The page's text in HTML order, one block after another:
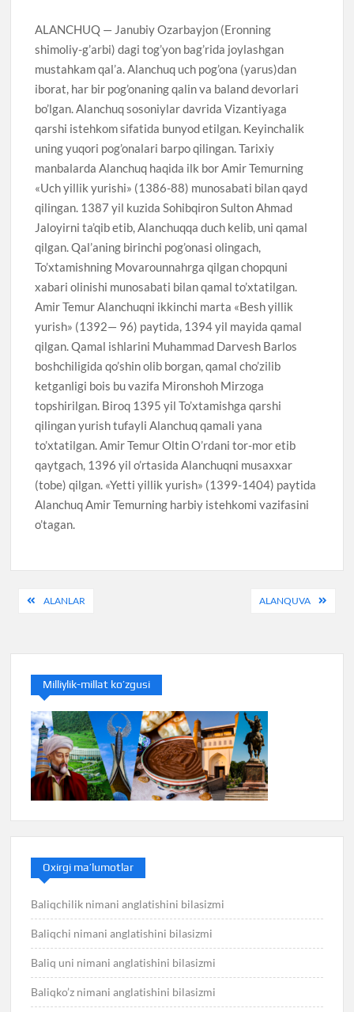
ALANCHUQ — Janubiy Ozarbayjon (Eronning
shimoliy-g’arbi) dagi tog’yon bag’rida joylashgan
mustahkam qal’a. Alanchuq uch pog’ona (yarus)dan
iborat, har bir pog’onaning qalin va baland devorlari
bo’lgan. Alanchuq sosoniylar davrida Vizantiyaga
qarshi istehkom sifatida bunyod etilgan. Keyinchalik
uning yuqori pog’onalari barpo qilingan. Tarixiy
manbalarda Alanchuq haqida ilk bor Amir Temurning
«Uch yillik yurishi» (1386-88) munosabati bilan qayd
qilingan. 1387 yil kuzida Sohibqiron Sulton Ahmad
Jaloyirni ta’qib etib, Alanchuqqa duch kelib, uni qamal
qilgan. Qal’aning birinchi pog’onasi olingach,
To’xtamishning Movarounnahrga qilgan chopquni
xabari olinishi munosabati bilan qamal to’xtatilgan.
Amir Temur Alanchuqni ikkinchi marta «Besh yillik
yurish» (1392— 96) paytida, 1394 yil mayida qamal
qilgan. Qamal ishlarini Muhammad Darvesh Barlos
boshchiligida qo’shin olib borgan, qamal cho’zilib
ketganligi bois bu vazifa Mironshoh Mirzoga
topshirilgan. Biroq 1395 yil To’xtamishga qarshi
qilingan yurish tufayli Alanchuq qamali yana
to’xtatilgan. Amir Temur Oltin O’rdani tor-mor etib
qaytgach, 1396 yil o’rtasida Alanchuqni musaxxar
(tobe) qilgan. «Yetti yillik yurish» (1399-1404) paytida
Alanchuq Amir Temurning harbiy istehkomi vazifasini
o’tagan.
PostALANLAR ALANQUVA
Milliylik-millat ko’zgusi
Oxirgi ma’lumotlar
Baliqchilik nimani anglatishini bilasizmi
Baliqchi nimani anglatishini bilasizmi
Baliq uni nimani anglatishini bilasizmi
Baliqko’z nimani anglatishini bilasizmi